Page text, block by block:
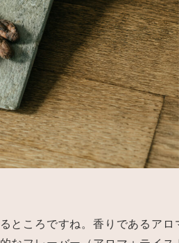
ところですね。香りであるアロ